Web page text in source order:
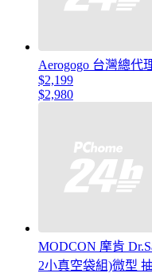
Aerogogo 台灣總代
$2,199
$2,980
MODCON 摩肯
2小真空袋組)微型